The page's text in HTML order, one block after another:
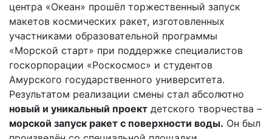
центра «Океан» прошёл торжественный запуск
макетов космических ракет, изготовленных
участниками образовательной программы
«Морской старт» при поддержке специалистов
госкорпорации «Роскосмос» и студентов
Амурского государственного университета.
Результатом реализации смены стал абсолютно
новый и уникальный проект детского творчества –
морской запуск ракет с поверхности воды. Он был